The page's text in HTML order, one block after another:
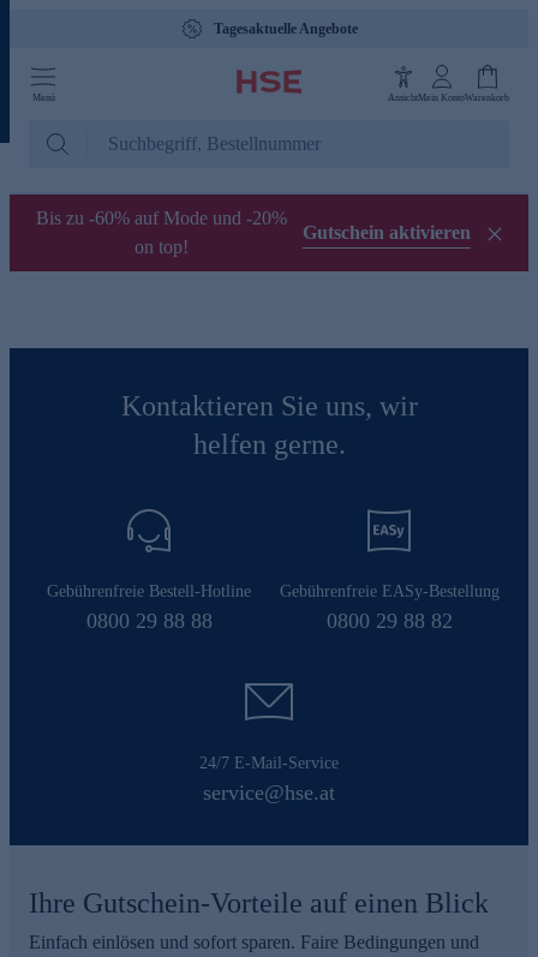
Tagesaktuelle Angebote
Menü AnsichtMein KontoWarenkorb
Bis zu -60% auf Mode und -20%
on top!
Gutschein aktivieren
Kontaktieren Sie uns, wir
helfen gerne.
Gebührenfreie Bestell-Hotline
0800 29 88 88
Gebührenfreie EASy-Bestellung
0800 29 88 82
24/7 E-Mail-Service
service@hse.at
Ihre Gutschein-Vorteile auf einen Blick
Einfach einlösen und sofort sparen. Faire Bedingungen und